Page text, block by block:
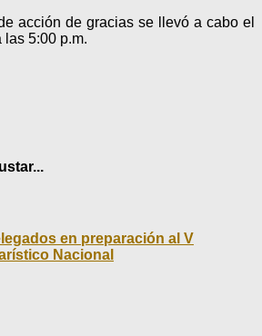
de gracias se llevó a cabo el
las 5:00 p.m.
en preparación al V
Nacional